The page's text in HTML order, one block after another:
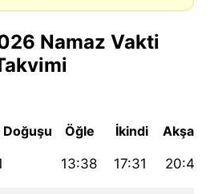
Namaz Vakti
Doğuşu Öğle İkindi Akşam
13:38 17:31 20:45